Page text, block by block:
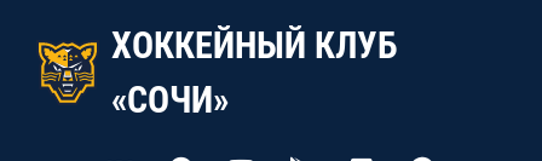
ХОККЕЙНЫЙ КЛУБ
«СОЧИ»